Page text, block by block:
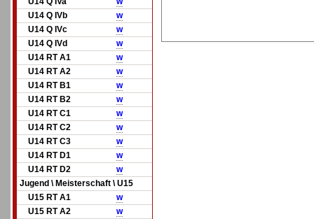
U14 Q IVb
w
U14 Q IVc
w
U14 Q IVd
w
U14 RT A1
w
U14 RT A2
w
U14 RT B1
w
U14 RT B2
w
U14 RT C1
w
U14 RT C2
w
U14 RT C3
w
U14 RT D1
w
U14 RT D2
w
Jugend \ Meisterschaft \ U15
U15 RT A1
w
U15 RT A2
w